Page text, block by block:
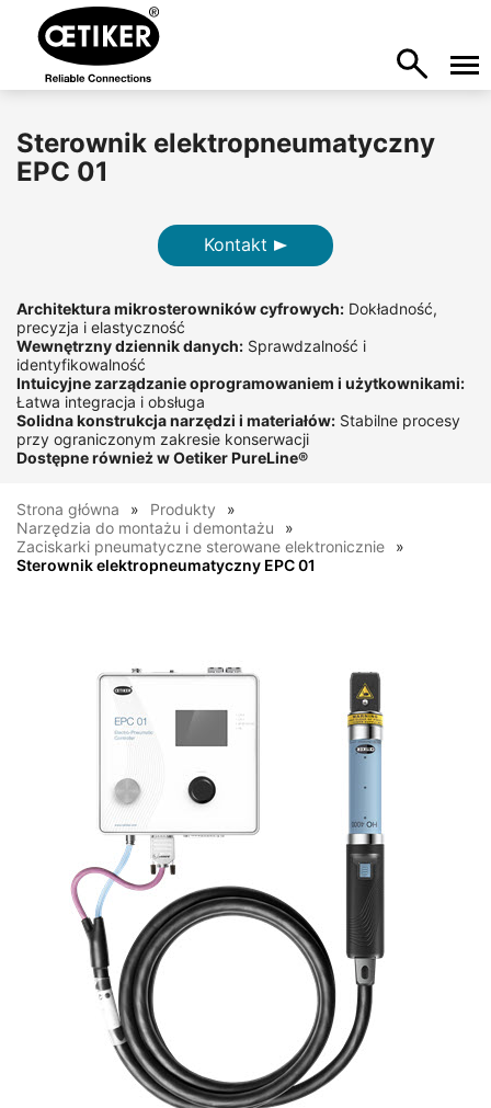
Sterownik elektropneumatyczny
EPC 01
Kontakt
Architektura mikrosterowników cyfrowych: Dokładność,
precyzja i elastyczność
Wewnętrzny dziennik danych: Sprawdzalność i
identyfikowalność
Intuicyjne zarządzanie oprogramowaniem i użytkownikami:
Łatwa integracja i obsługa
Solidna konstrukcja narzędzi i materiałów: Stabilne procesy
przy ograniczonym zakresie konserwacji
Dostępne również w Oetiker PureLine®
Strona główna
Produkty
Narzędzia do montażu i demontażu
Zaciskarki pneumatyczne sterowane elektronicznie
Sterownik elektropneumatyczny EPC 01